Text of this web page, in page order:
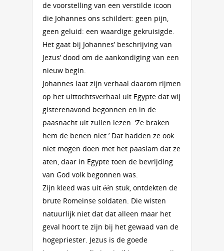
de voorstelling van een verstilde icoon
die Johan­nes ons schildert: geen pijn,
geen geluid: een waardige gekruisigde.
Het gaat bij Johannes’ beschrijving van
Jezus’ dood om de aankondiging van een
nieuw begin.
Johannes laat zijn verhaal daarom rijmen
op het uittochtsverhaal uit Egyp­te dat wij
gisterenavond begon­nen en in de
paasnacht uit zullen lezen: ‘Ze braken
hem de benen niet.’ Dat hadden ze ook
niet mogen doen met het paaslam dat ze
aten, daar in Egypte toen de bevrijding
van God volk begonnen was.
Zijn kleed was uit één stuk, ontdekten de
brute Romeinse solda­ten. Die wisten
natuurlijk niet dat dat alleen maar het
geval hoort te zijn bij het gewaad van de
hogepriester. Jezus is de goede